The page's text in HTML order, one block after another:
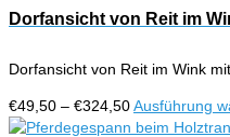
€324,50
Dorfansicht von Reit im
Dorfansicht von Reit im Wink
€49,50 – €324,50Preisspanne:
€49,50
Ausführung